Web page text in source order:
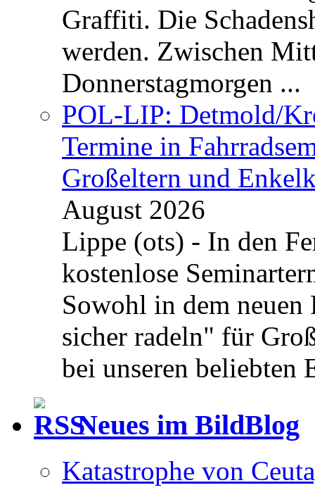
Graffiti. Die
werden. Zwischen
Donnerstagmorgen ...
POL-LIP: Detmold/
Termine in
Großeltern und
August 2026
Lippe (ots) - In den
kostenlose
Sowohl in dem neuen
sicher radeln" für
bei unseren beliebten
Neues im BildBlog
Katastrophe von